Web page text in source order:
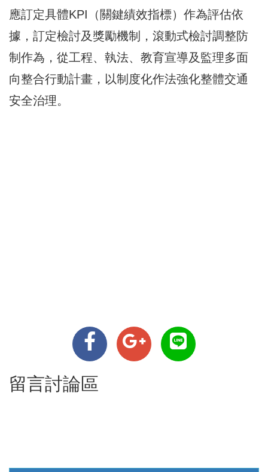
應訂定具體KPI（關鍵績效指標）作為評估依
據，訂定檢討及獎勵機制，滾動式檢討調整防
制作為，從工程、執法、教育宣導及監理多面
向整合行動計畫，以制度化作法強化整體交通
安全治理。
留言討論區